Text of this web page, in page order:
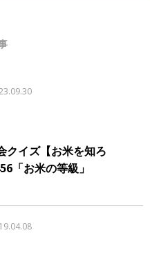
クイズ【お米を知ろ
「お米の等級」